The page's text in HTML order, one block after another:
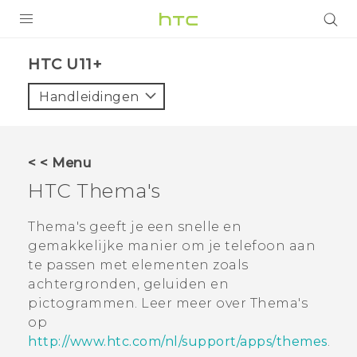
VIVE
HTC Club
SUPPORT
HTC-apparaten & -accessoires
VIVERSE
Aanmelden
HTC U11+‎
Handleidingen
< < Menu
HTC Thema's
Thema's geeft je een snelle en
gemakkelijke manier om je telefoon aan
te passen met elementen zoals
achtergronden, geluiden en
pictogrammen. Leer meer over Thema's
op
http://www.htc.com/nl/support/apps/themes.